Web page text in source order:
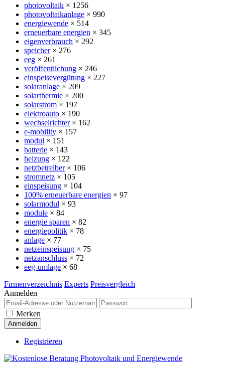
photovoltaik × 1256
photovoltaikanlage × 990
energiewende × 514
erneuerbare energien × 345
eigenverbrauch × 292
speicher× 276
eeg × 261
veröffentlichung × 246
einspeisevergütung × 227
solaranlage × 209
solarthermie × 200
solarstrom × 197
elektroauto × 190
wechselrichter× 162
e-mobility × 157
modul × 151
batterie × 143
heizung × 122
netzbetreiber× 106
stromnetz × 105
einspeisung × 104
100% erneuerbare energien × 97
solarmodul × 93
module × 84
energie sparen × 82
energiepolitik × 78
anlage × 77
netzeinspeisung × 75
netzanschluss × 72
eeg-umlage × 68
Firmenverzeichnis Experts Preisvergleich
Anmelden
Merken
Registrieren